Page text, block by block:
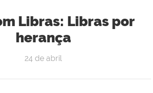
Libras: Libras por
herança
24 de abril